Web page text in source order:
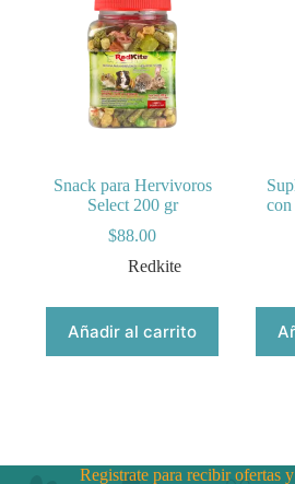
Snack para Hervivoros
Select 200 gr
$88.00
Redkite
Añadir al carrito
Registrate para recibir ofertas